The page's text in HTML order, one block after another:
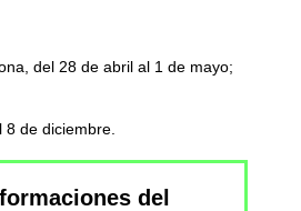
del 28 de abril al 1 de mayo;
de diciembre.
del